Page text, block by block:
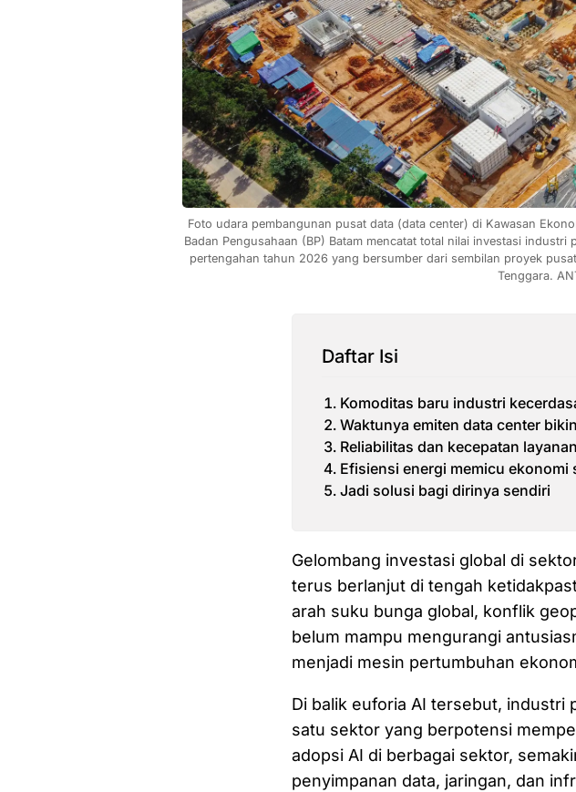
Foto udara pembangunan pusat data (data center) di Kawasan
Badan Pengusahaan (BP) Batam mencatat total nilai investasi
pertengahan tahun 2026 yang bersumber dari sembilan proyek
Tenggara.
Daftar Isi
Komoditas baru industri
Waktunya emiten data center
Reliabilitas dan kecepatan
Efisiensi energi memicu ekonomi
Jadi solusi bagi dirinya sendiri
Gelombang investasi global di
terus berlanjut di tengah
arah suku bunga global, konflik
belum mampu mengurangi
menjadi mesin pertumbuhan
Di balik euforia AI tersebut, industri
satu sektor yang berpotensi
adopsi AI di berbagai sektor,
penyimpanan data, jaringan, dan